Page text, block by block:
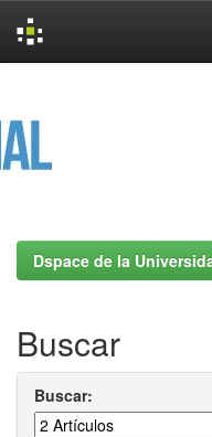
Dspace de la
Buscar
Buscar: